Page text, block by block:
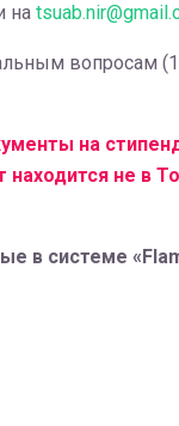
на
вопросам
на
находится не в
в системе